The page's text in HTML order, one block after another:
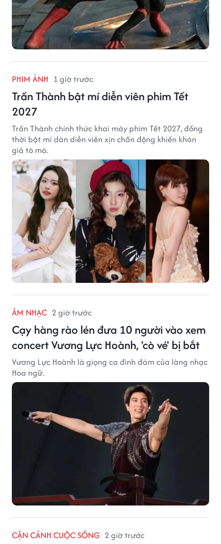
PHIM ẢNH 1 giờ trước
Trấn Thành bật mí diễn viên phim Tết
2027
Trấn Thành chính thức khai máy phim Tết 2027, đồng
thời bật mí dàn diễn viên xịn chấn động khiến khán
giả tò mò.
ÂM NHẠC 2 giờ trước
Cạy hàng rào lén đưa 10 người vào xem
concert Vương Lực Hoành, 'cò vé' bị bắt
Vương Lực Hoành là giọng ca đình đám của làng nhạc
Hoa ngữ.
CẬN CẢNH CUỘC SỐNG 2 giờ trước